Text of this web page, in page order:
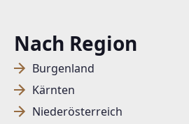
Nach Region
Burgenland
Kärnten
Niederösterreich